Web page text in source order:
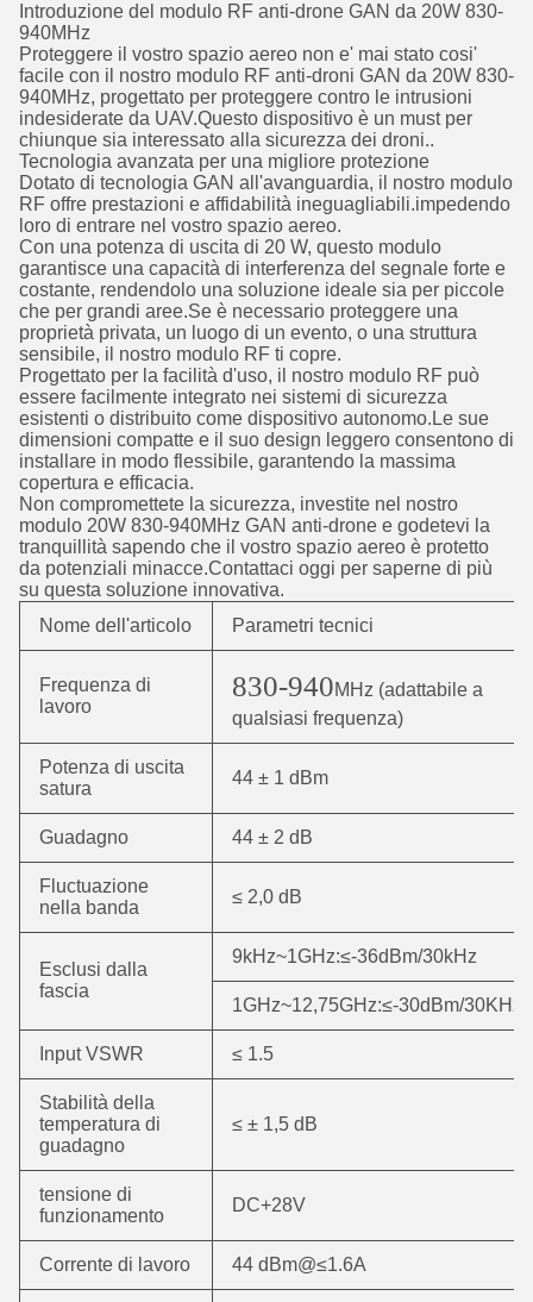
Introduzione del modulo RF anti-drone GAN da 20W 830-
940MHz
Proteggere il vostro spazio aereo non e' mai stato cosi'
facile con il nostro modulo RF anti-droni GAN da 20W 830-
940MHz, progettato per proteggere contro le intrusioni
indesiderate da UAV.Questo dispositivo è un must per
chiunque sia interessato alla sicurezza dei droni..
Tecnologia avanzata per una migliore protezione
Dotato di tecnologia GAN all'avanguardia, il nostro modulo
RF offre prestazioni e affidabilità ineguagliabili.impedendo
loro di entrare nel vostro spazio aereo.
Con una potenza di uscita di 20 W, questo modulo
garantisce una capacità di interferenza del segnale forte e
costante, rendendolo una soluzione ideale sia per piccole
che per grandi aree.Se è necessario proteggere una
proprietà privata, un luogo di un evento, o una struttura
sensibile, il nostro modulo RF ti copre.
Progettato per la facilità d'uso, il nostro modulo RF può
essere facilmente integrato nei sistemi di sicurezza
esistenti o distribuito come dispositivo autonomo.Le sue
dimensioni compatte e il suo design leggero consentono di
installare in modo flessibile, garantendo la massima
copertura e efficacia.
Non compromettete la sicurezza, investite nel nostro
modulo 20W 830-940MHz GAN anti-drone e godetevi la
tranquillità sapendo che il vostro spazio aereo è protetto
da potenziali minacce.Contattaci oggi per saperne di più
su questa soluzione innovativa.
Nome dell'articolo
Parametri tecnici
Frequenza di
lavoro
830-940MHz (adattabile a
qualsiasi frequenza)
Potenza di uscita
satura
44 ± 1 dBm
Guadagno 44 ± 2 dB
Fluctuazione
nella banda
≤ 2,0 dB
Esclusi dalla
fascia
9kHz~1GHz:≤-36dBm/30kHz
1GHz~12,75GHz:≤-30dBm/30KHz
Input VSWR ≤ 1.5
Stabilità della
temperatura di
guadagno
≤ ± 1,5 dB
tensione di
funzionamento
DC+28V
Corrente di lavoro 44 dBm@≤1.6A